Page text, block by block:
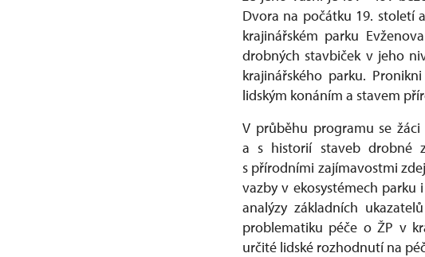
Dvora na počátku 19. století
krajinářském parku
drobných stavbiček v jeho
krajinářského parku.
lidským konáním a stavem
V průběhu programu se
a s historií staveb drobné
s přírodními zajímavostmi
vazby v ekosystémech parku
analýzy základních
problematiku péče o ŽP v
určité lidské rozhodnutí na